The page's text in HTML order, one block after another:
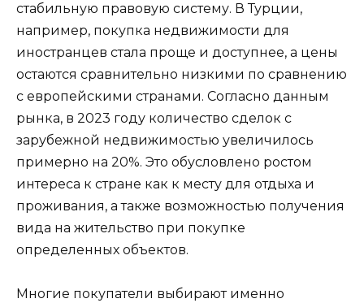
стабильную правовую систему. В Турции,
например, покупка недвижимости для
иностранцев стала проще и доступнее, а цены
остаются сравнительно низкими по сравнению
с европейскими странами. Согласно данным
рынка, в 2023 году количество сделок с
зарубежной недвижимостью увеличилось
примерно на 20%. Это обусловлено ростом
интереса к стране как к месту для отдыха и
проживания, а также возможностью получения
вида на жительство при покупке
определенных объектов.
Многие покупатели выбирают именно